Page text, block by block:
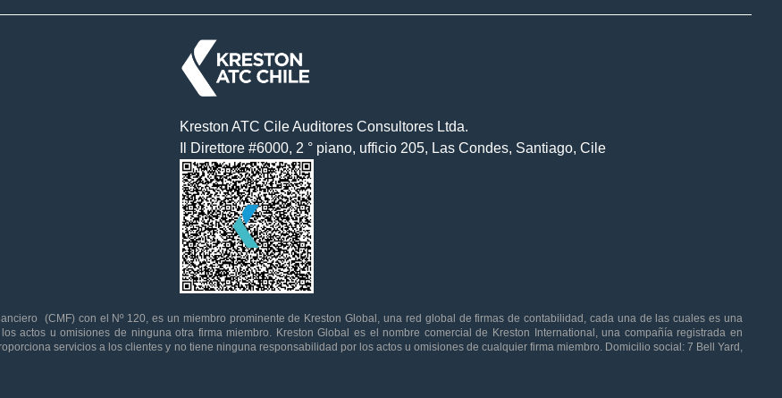
Kreston ATC Cile Auditores Consultores Ltda.
Il Direttore #6000, 2 ° piano, ufficio 205, Las Condes, Santiago, Cile
(CMF) con el Nº 120, es un miembro prominente de Kreston Global, una red global de firmas de contabilidad, cada una de las cuales es una
actos u omisiones de ninguna otra firma miembro. Kreston Global es el nombre comercial de Kreston International, una compañía registrada en
servicios a los clientes y no tiene ninguna responsabilidad por los actos u omisiones de cualquier firma miembro. Domicilio social: 7 Bell Yard,